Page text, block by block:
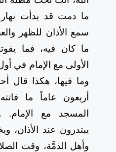
ما دمت قد بدأت
سمع الأذان للظهر
ما كان فيه، فما
الأولى مع الإمام في أول
وما فيها، هكذا قال
أربعون عاماً ما
المسجد مع الإمام.
يبتدرون عند الأذان،
وأهل الذمَّة، وقت